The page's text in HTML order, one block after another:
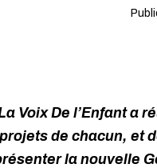
Voix De l’Enfant a
de chacun, et
la nouvelle